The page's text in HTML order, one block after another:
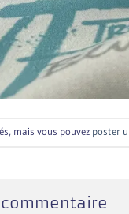
mais vous pouvez poster